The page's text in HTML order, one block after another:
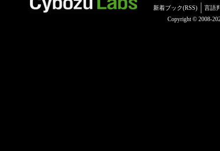
新着ブック(RSS)
言語
Copyright © 2008-